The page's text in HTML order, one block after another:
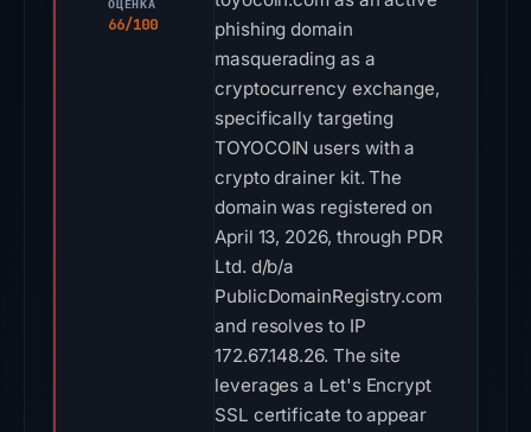
ОЦЕНКА
66/100
phishing domain
masquerading as a
cryptocurrency exchange,
specifically targeting
TOYOCOIN users with a
crypto drainer kit. The
domain was registered on
April 13, 2026, through PDR
Ltd. d/b/a
PublicDomainRegistry.com
and resolves to IP
172.67.148.26. The site
leverages a Let's Encrypt
SSL certificate to appear